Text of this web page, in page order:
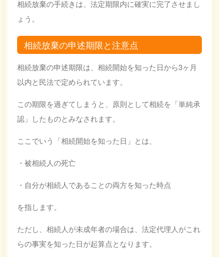
相続放棄の手続きは、法定期限内に確実に完了させまし
ょう。
相続放棄の申述期限と注意点
相続放棄の申述期限は、相続開始を知った日から3ヶ月
以内と民法で定められています。
この期限を過ぎてしまうと、原則として相続を「単純承
認」したものとみなされます。
ここでいう「相続開始を知った日」とは、
・被相続人の死亡
・自分が相続人であることの両方を知った時点
を指します。
ただし、相続人が未成年者の場合は、法定代理人がこれ
らの事実を知った日が起算点となります。